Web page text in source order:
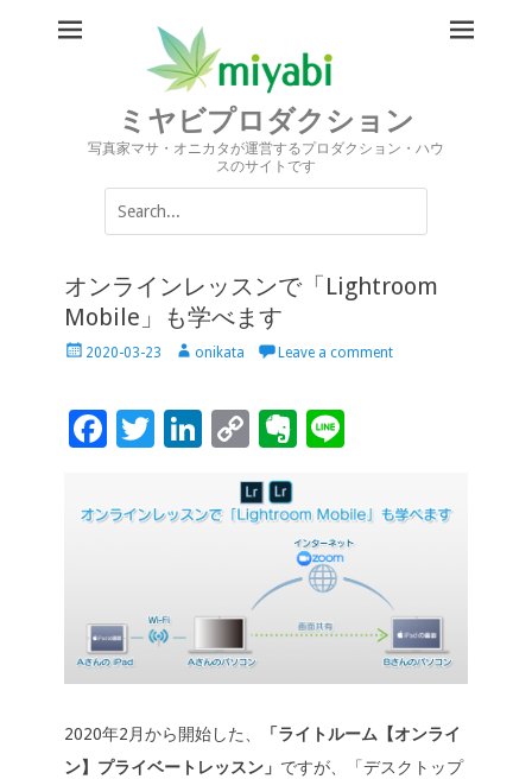
ミヤビプロダクション
写真家マサ・オニカタが運営するプロダクション・ハウ
スのサイトです
Search
for:
オンラインレッスンで「Lightroom
Mobile」も学べます
Posted2020-03-23 Authoronikata Leave a comment
F
e
o
k
T
tt
Li
k
n
C
p
Li
n
k
Ev
n
ot
e
e
2020年2月から開始した、
「ライトルーム【オンライ
ン】プライベートレッスン」 ですが、「デスクトップ